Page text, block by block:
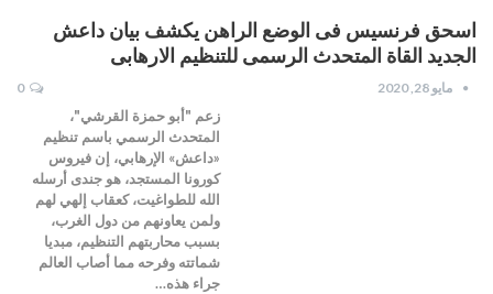
اسحق فرنسيس فى الوضع الراهن يكشف بيان داعش
الجديد القاة المتحدث الرسمى للتنظيم الارهابى
مايو 28, 2020 0
زعم "أبو حمزة القرشي"،
المتحدث الرسمي باسم تنظيم
«داعش» الإرهابي، إن فيروس
كورونا المستجد، هو جندى أرسله
الله للطواغيت، كعقاب إلهي لهم
ولمن يعاونهم من دول الغرب،
بسبب محاربتهم التنظيم، مبديا
شماتته وفرحه مما أصاب العالم
جراء هذه…